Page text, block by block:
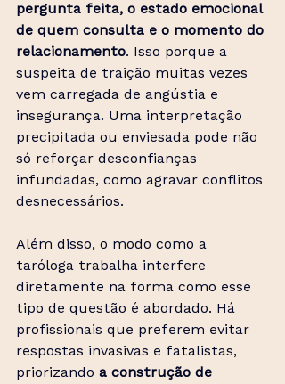
pergunta feita, o estado emocional
de quem consulta e o momento do
relacionamento. Isso porque a
suspeita de traição muitas vezes
vem carregada de angústia e
insegurança. Uma interpretação
precipitada ou enviesada pode não
só reforçar desconfianças
infundadas, como agravar conflitos
desnecessários.
Além disso, o modo como a
taróloga trabalha interfere
diretamente na forma como esse
tipo de questão é abordado. Há
profissionais que preferem evitar
respostas invasivas e fatalistas,
priorizando a construção de